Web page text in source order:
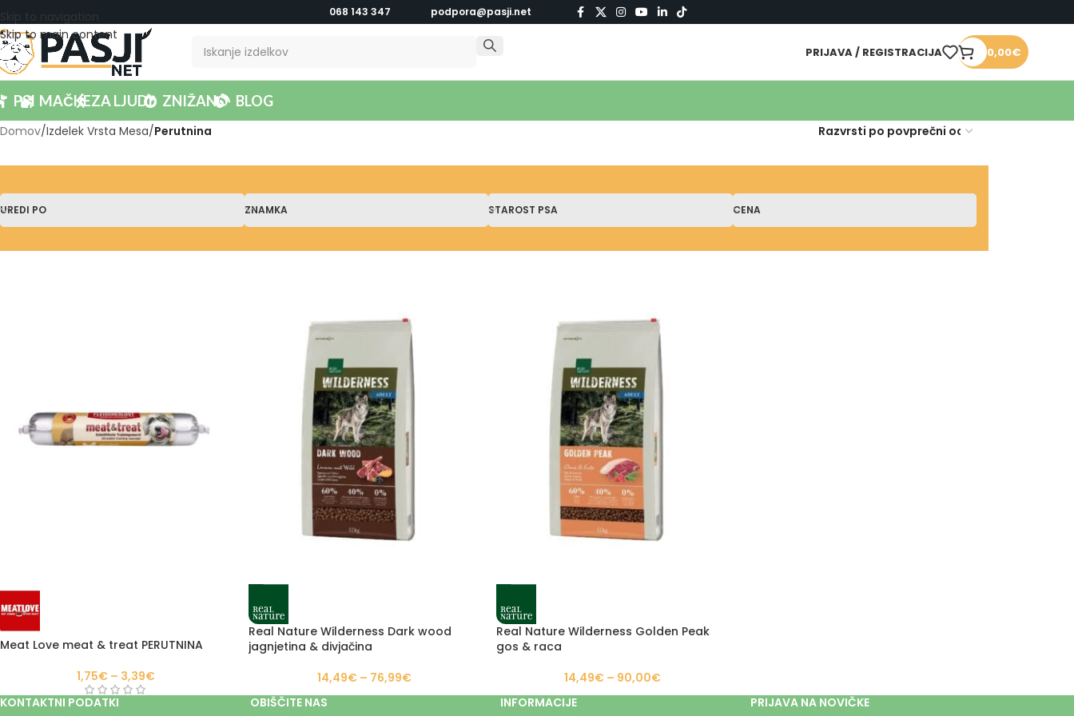
Skip to navigation
Skip to main content
068 143 347 podpora@pasji.net
PRIJAVA / REGISTRACIJA 0,00€
PSI MAČKEZA LJUDI ZNIŽANO BLOG
Domov/Izdelek Vrsta Mesa/Perutnina
UREDI PO ZNAMKA STAROST PSA CENA
Meat Love meat & treat PERUTNINA
1,75€ – 3,39€
Real Nature Wilderness Dark wood
jagnjetina & divjačina
14,49€ – 76,99€
Real Nature Wilderness Golden Peak
gos & raca
14,49€ – 90,00€
KONTAKTNI PODATKI OBIŠČITE NAS INFORMACIJE PRIJAVA NA NOVIČKE